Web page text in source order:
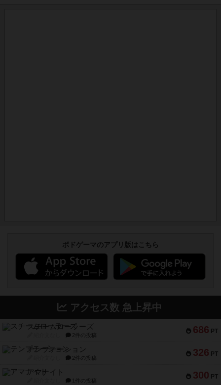
ボドゲーマのアプリ版はこちら
アクセス数 急上昇中
686 PT
スチームローラーズ
2件の投稿
326 PT
テンプテーション
2件の投稿
300 PT
アマナイト
1件の投稿